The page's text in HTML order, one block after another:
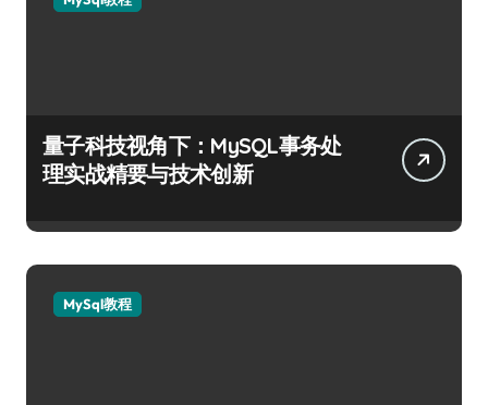
量子科技视角下：MySQL事务处
理实战精要与技术创新
MySql教程